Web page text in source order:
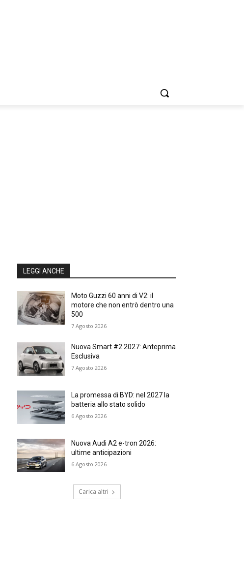
LEGGI ANCHE
Moto Guzzi 60 anni di V2: il
motore che non entrò dentro una
500
7 Agosto 2026
Nuova Smart #2 2027: Anteprima
Esclusiva
7 Agosto 2026
La promessa di BYD: nel 2027 la
batteria allo stato solido
6 Agosto 2026
Nuova Audi A2 e-tron 2026:
ultime anticipazioni
6 Agosto 2026
Carica altri